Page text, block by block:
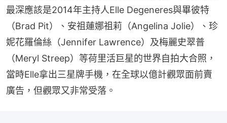
最深應該是2014年主持人Elle Degeneres與畢彼特
（Brad Pit）、安祖蓮娜祖莉（Angelina Jolie）、珍
妮花羅倫絲（Jennifer Lawrence）及梅麗史翠普
（Meryl Streep）等荷里活巨星的世界自拍大合照，
當時Elle拿出三星牌手機，在全球以億計觀眾面前賣
廣告，但觀眾又非常受落。